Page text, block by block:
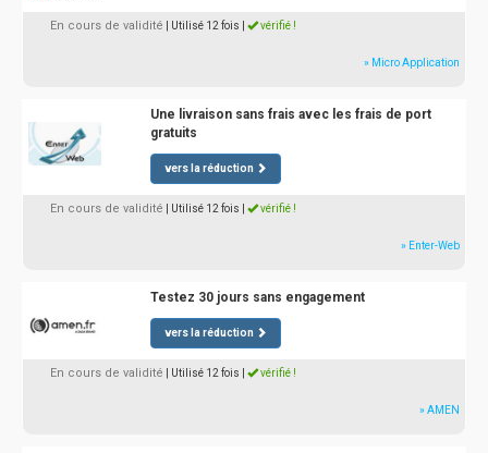
En cours de validité | Utilisé 12 fois vérifié !
» Micro Application
Une livraison sans frais avec les frais de port
gratuits
vers la réduction
En cours de validité | Utilisé 12 fois vérifié !
» Enter-Web
Testez 30 jours sans engagement
vers la réduction
En cours de validité | Utilisé 12 fois vérifié !
» AMEN